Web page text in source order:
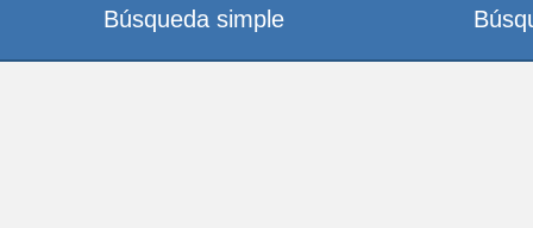
Búsqueda simple